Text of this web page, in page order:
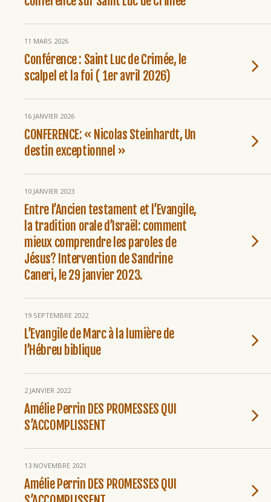
11 MARS 2026
Conférence : Saint Luc de Crimée, le
scalpel et la foi ( 1er avril 2026)
16 JANVIER 2026
CONFERENCE: « Nicolas Steinhardt, Un
destin exceptionnel »
10 JANVIER 2023
Entre l’Ancien testament et l’Evangile,
la tradition orale d’Israël: comment
mieux comprendre les paroles de
Jésus? Intervention de Sandrine
Caneri, le 29 janvier 2023.
19 SEPTEMBRE 2022
L’Evangile de Marc à la lumière de
l’Hébreu biblique
2 JANVIER 2022
Amélie Perrin DES PROMESSES QUI
S’ACCOMPLISSENT
13 NOVEMBRE 2021
Amélie Perrin DES PROMESSES QUI